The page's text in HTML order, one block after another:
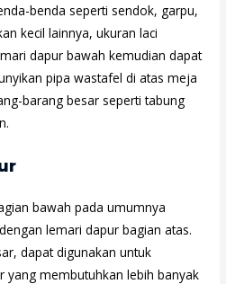
benda seperti sendok, garpu,
kecil lainnya, ukuran laci
dapur bawah kemudian dapat
pipa wastafel di atas meja
barang besar seperti tabung
bawah pada umumnya
lemari dapur bagian atas.
dapat digunakan untuk
yang membutuhkan lebih banyak